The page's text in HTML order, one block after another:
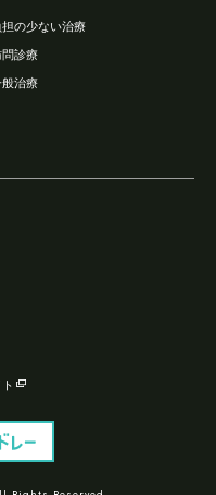
の少ない治療
診療
治療